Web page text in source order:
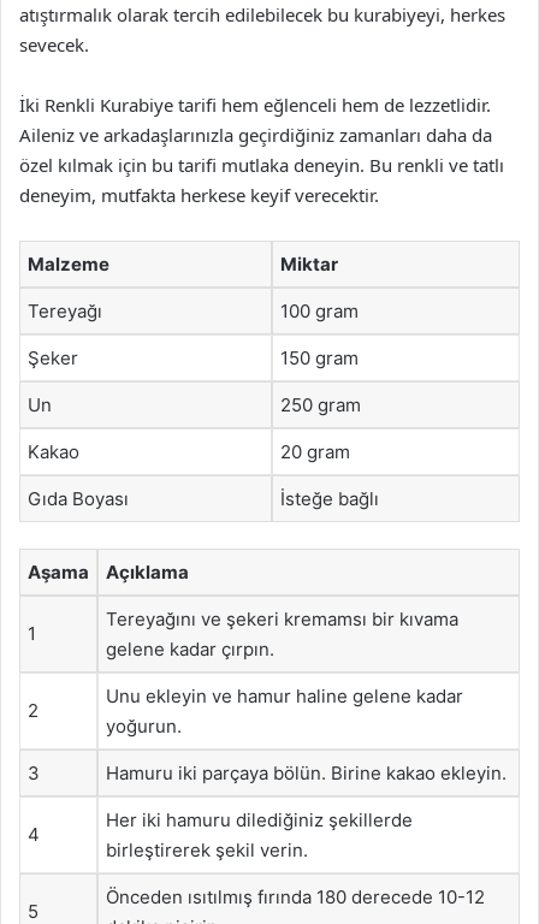
atıştırmalık olarak tercih edilebilecek bu kurabiyeyi, herkes
sevecek.
İki Renkli Kurabiye tarifi hem eğlenceli hem de lezzetlidir.
Aileniz ve arkadaşlarınızla geçirdiğiniz zamanları daha da
özel kılmak için bu tarifi mutlaka deneyin. Bu renkli ve tatlı
deneyim, mutfakta herkese keyif verecektir.
Malzeme Miktar
Tereyağı 100 gram
Şeker 150 gram
Un 250 gram
Kakao 20 gram
Gıda Boyası İsteğe bağlı
Aşama Açıklama
1
Tereyağını ve şekeri kremamsı bir kıvama
gelene kadar çırpın.
2
Unu ekleyin ve hamur haline gelene kadar
yoğurun.
3 Hamuru iki parçaya bölün. Birine kakao ekleyin.
4
Her iki hamuru dilediğiniz şekillerde
birleştirerek şekil verin.
5
Önceden ısıtılmış fırında 180 derecede 10-12